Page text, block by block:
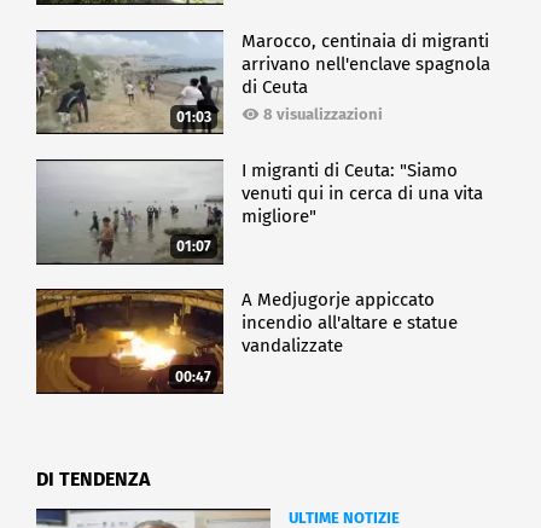
01:03
Marocco, centinaia di migranti
arrivano nell'enclave spagnola
di Ceuta
8 visualizzazioni
01:07
I migranti di Ceuta: "Siamo
venuti qui in cerca di una vita
migliore"
00:47
A Medjugorje appiccato
incendio all'altare e statue
vandalizzate
DI TENDENZA
ULTIME NOTIZIE